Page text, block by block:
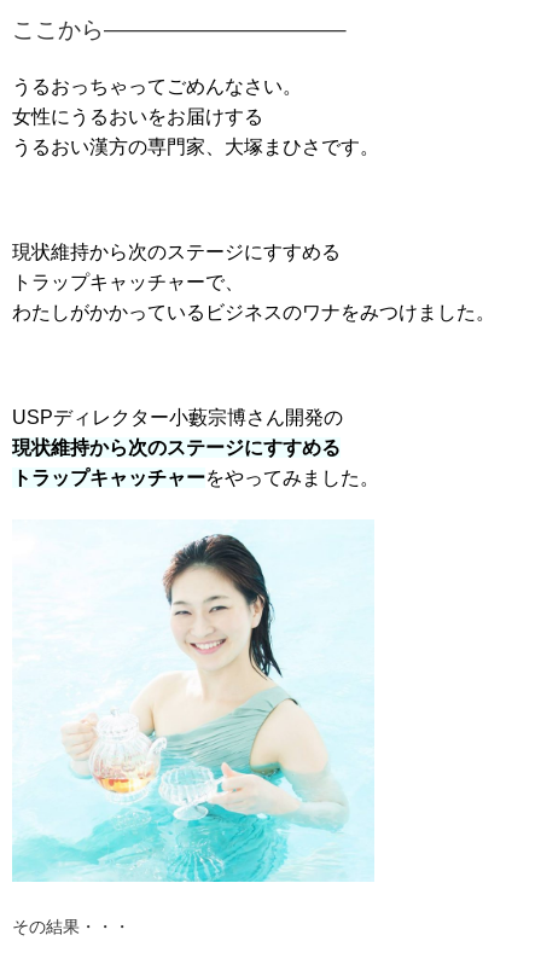
ここから——————————–
うるおっちゃってごめんなさい。
女性にうるおいをお届けする
うるおい漢方の専門家、大塚まひさです。
現状維持から次のステージにすすめる
トラップキャッチャーで、
わたしがかかっているビジネスのワナをみつけました。
USPディレクター小藪宗博さん開発の
現状維持から次のステージにすすめる
トラップキャッチャーをやってみました。
その結果・・・